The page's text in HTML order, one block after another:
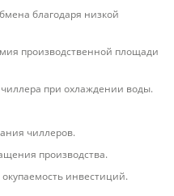
благодаря низкой
производственной площади
при охлаждении воды.
чиллеров.
производства.
инвестиций.